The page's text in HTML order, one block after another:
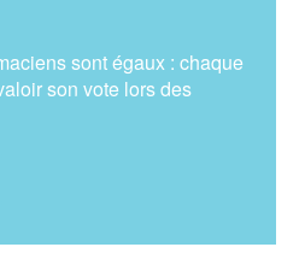
sont égaux : chaque
son vote lors des